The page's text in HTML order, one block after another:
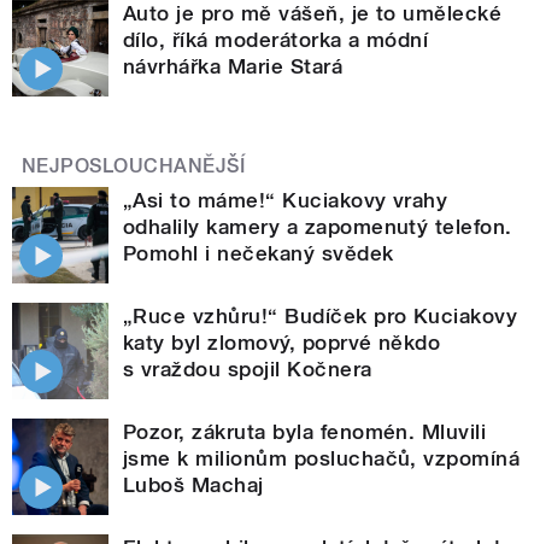
Auto je pro mě vášeň, je to umělecké
dílo, říká moderátorka a módní
návrhářka Marie Stará
NEJPOSLOUCHANĚJŠÍ
„Asi to máme!“ Kuciakovy vrahy
odhalily kamery a zapomenutý telefon.
Pomohl i nečekaný svědek
„Ruce vzhůru!“ Budíček pro Kuciakovy
katy byl zlomový, poprvé někdo
s vraždou spojil Kočnera
Pozor, zákruta byla fenomén. Mluvili
jsme k milionům posluchačů, vzpomíná
Luboš Machaj